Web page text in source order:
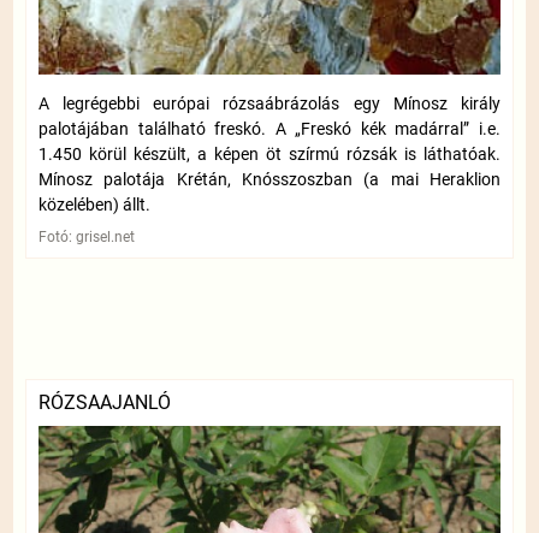
A legrégebbi európai rózsaábrázolás egy Mínosz király
palotájában található freskó. A „Freskó kék madárral” i.e.
1.450 körül készült, a képen öt szírmú rózsák is láthatóak.
Mínosz palotája Krétán, Knósszoszban (a mai Heraklion
közelében) állt.
Fotó: grisel.net
RÓZSAAJANLÓ